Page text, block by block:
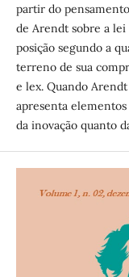
partir do
de Arendt sobre a lei
posição segundo a
terreno de sua
e lex. Quando
apresenta
da inovação quanto